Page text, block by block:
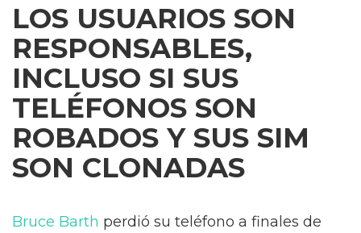
LOS USUARIOS SON
RESPONSABLES,
INCLUSO SI SUS
TELÉFONOS SON
ROBADOS Y SUS SIM
SON CLONADAS
Bruce Barth perdió su teléfono a finales de